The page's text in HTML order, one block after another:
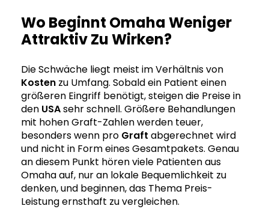
Wo Beginnt Omaha Weniger
Attraktiv Zu Wirken?
Die Schwäche liegt meist im Verhältnis von
Kosten zu Umfang. Sobald ein Patient einen
größeren Eingriff benötigt, steigen die Preise in
den USAsehr schnell. Größere Behandlungen
mit hohen Graft-Zahlen werden teuer,
besonders wenn pro Graft abgerechnet wird
und nicht in Form eines Gesamtpakets. Genau
an diesem Punkt hören viele Patienten aus
Omaha auf, nur an lokale Bequemlichkeit zu
denken, und beginnen, das Thema Preis-
Leistung ernsthaft zu vergleichen.